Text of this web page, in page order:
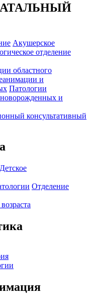
Акушерское
отделение
областного
и
Патологии
и
консультативный
Детское
Отделение